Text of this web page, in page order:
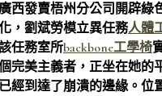
西發賣梧州分公司開辟綠
，劉斌勞模立異任務人體
任務室所backbone工學椅
完美主義者，正坐在她的
經到達了崩潰的邊緣。位